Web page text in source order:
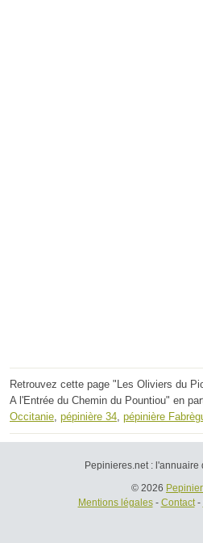
Retrouvez cette page "Les Oliviers du
A l'Entrée du Chemin du Pountiou" en
Occitanie pépinière 34 pépinière
Pepinieres.net : l'annuaire
© 2026
Mentions légales- Contact-